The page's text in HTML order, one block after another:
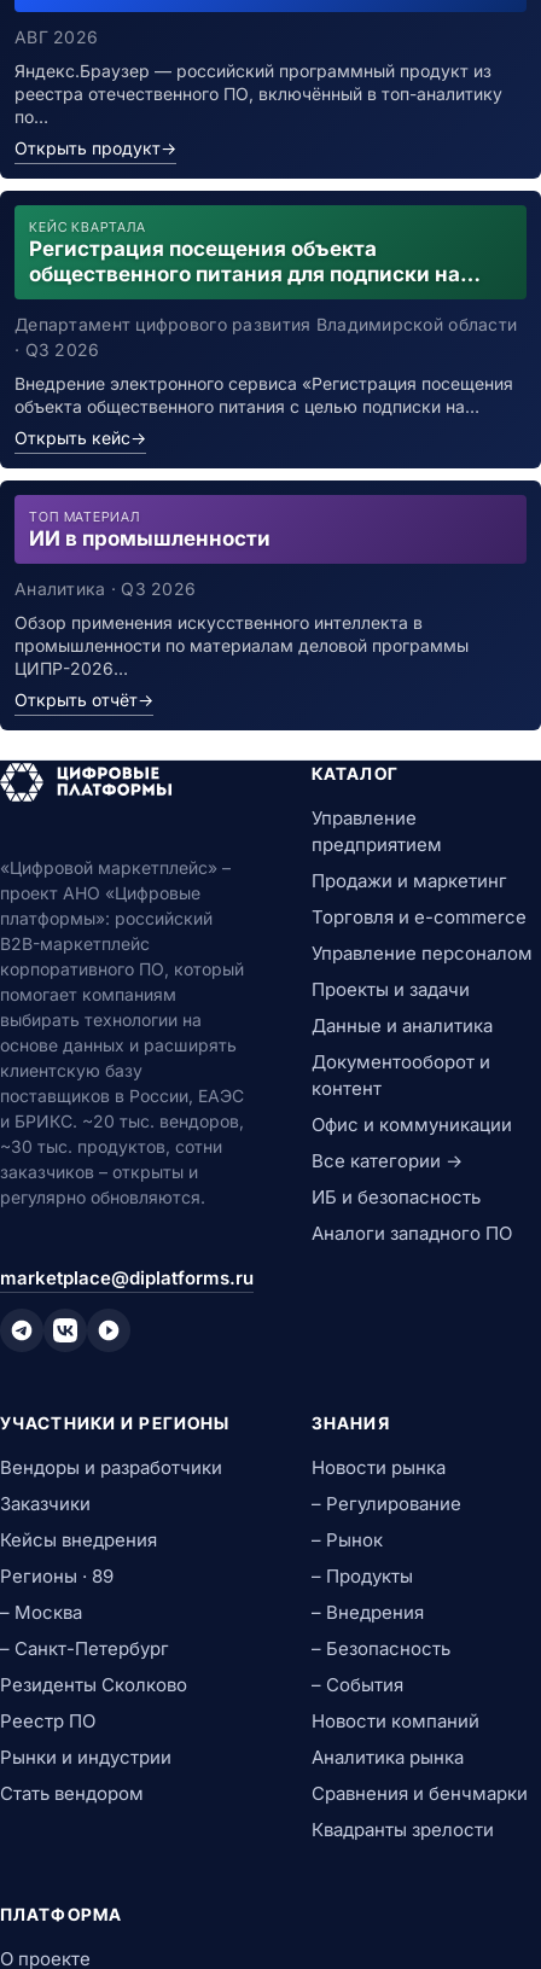
АВГ 2026
Яндекс.Браузер — российский программный продукт из
реестра отечественного ПО, включённый в топ-аналитику
по…
Открыть продукт→
КЕЙС КВАРТАЛА
Регистрация посещения объекта
общественного питания для подписки на
уведомления о возможном контакте с
заболевшим новой коронавирусной
инфекцией
Департамент цифрового развития Владимирской области
· Q3 2026
Внедрение электронного сервиса «Регистрация посещения
объекта общественного питания с целью подписки на…
Открыть кейс→
ТОП МАТЕРИАЛ
ИИ в промышленности
Аналитика · Q3 2026
Обзор применения искусственного интеллекта в
промышленности по материалам деловой программы
ЦИПР-2026…
Открыть отчёт→
«Цифровой маркетплейс» –
проект АНО «Цифровые
платформы»: российский
B2B-маркетплейс
корпоративного ПО, который
помогает компаниям
выбирать технологии на
основе данных и расширять
клиентскую базу
поставщиков в России, ЕАЭС
и БРИКС. ~20 тыс. вендоров,
~30 тыс. продуктов, сотни
заказчиков – открыты и
регулярно обновляются.
marketplace@diplatforms.ru
КАТАЛОГ
Управление
предприятием
Продажи и маркетинг
Торговля и e-commerce
Управление персоналом
Проекты и задачи
Данные и аналитика
Документооборот и
контент
Офис и коммуникации
Все категории →
ИБ и безопасность
Аналоги западного ПО
УЧАСТНИКИ И РЕГИОНЫ
Вендоры и разработчики
Заказчики
Кейсы внедрения
Регионы · 89
– Москва
– Санкт-Петербург
Резиденты Сколково
Реестр ПО
Рынки и индустрии
Стать вендором
ЗНАНИЯ
Новости рынка
– Регулирование
– Рынок
– Продукты
– Внедрения
– Безопасность
– События
Новости компаний
Аналитика рынка
Сравнения и бенчмарки
Квадранты зрелости
ПЛАТФОРМА
О проекте